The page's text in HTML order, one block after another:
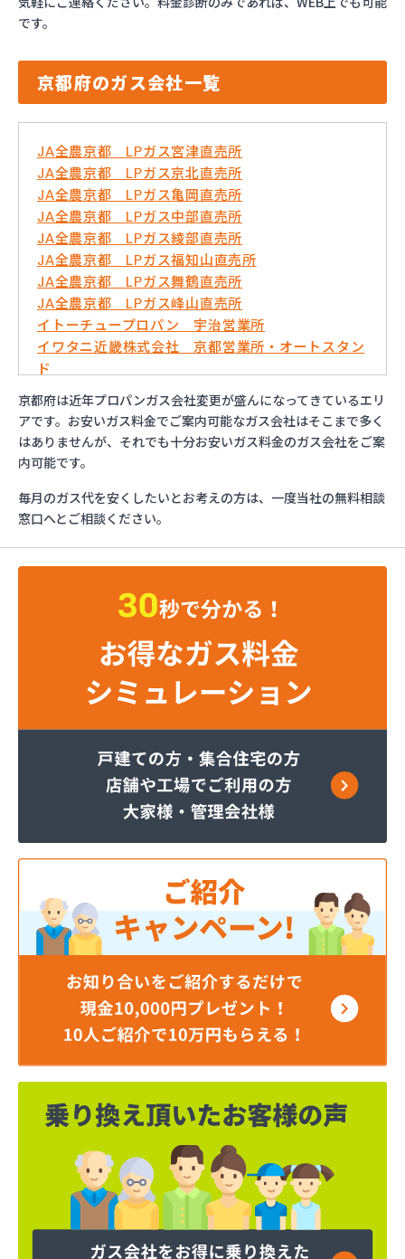
です。
京都府のガス会社一覧
JA全農京都 LPガス宮津直売所
JA全農京都 LPガス京北直売所
JA全農京都 LPガス亀岡直売所
JA全農京都 LPガス中部直売所
JA全農京都 LPガス綾部直売所
JA全農京都 LPガス福知山直売所
JA全農京都 LPガス舞鶴直売所
JA全農京都 LPガス峰山直売所
イトーチュープロパン 宇治営業所
イワタニ近畿株式会社 京都営業所・オートスタン
ド
イワタニ近畿株式会社 福知山営業所
はやし万商店
ミライフ西日本株式会社 京滋支店 上鳥羽オート
ガススタンド
ヤサカ商事株式会社 久世営業所
ヤサカ商事株式会社 山科営業所
阿波島産業有限会社
伊丹産業株式会社 福知山営業所
株式会社ガストピア
株式会社ガスネット
株式会社キョウプロ
株式会社くさか 本社
株式会社くさか 夜久野店
株式会社サンワガス工業
株式会社ホームエネルギー近畿 京都センター
株式会社ミシマ
株式会社宮野商事
株式会社宮野商事
株式会社宮野商事 大原配送センター
株式会社京洋 LPガス宮津営業所
株式会社近畿ガス商会
株式会社山城ガス
株式会社勝西製作所
株式会社小林ガスサービス
株式会社植村酸素
株式会社西川商店
株式会社大京
株式会社田中ガス住宅設備センター
株式会社日尾商事
吉見商店
吉田ガスサービス株式会社
京都府は近年プロパンガス会社変更が盛んになってきているエリ
アです。お安いガス料金でご案内可能なガス会社はそこまで多く
はありませんが、それでも十分お安いガス料金のガス会社をご案
内可能です。
毎月のガス代を安くしたいとお考えの方は、一度当社の無料相談
窓口へとご相談ください。